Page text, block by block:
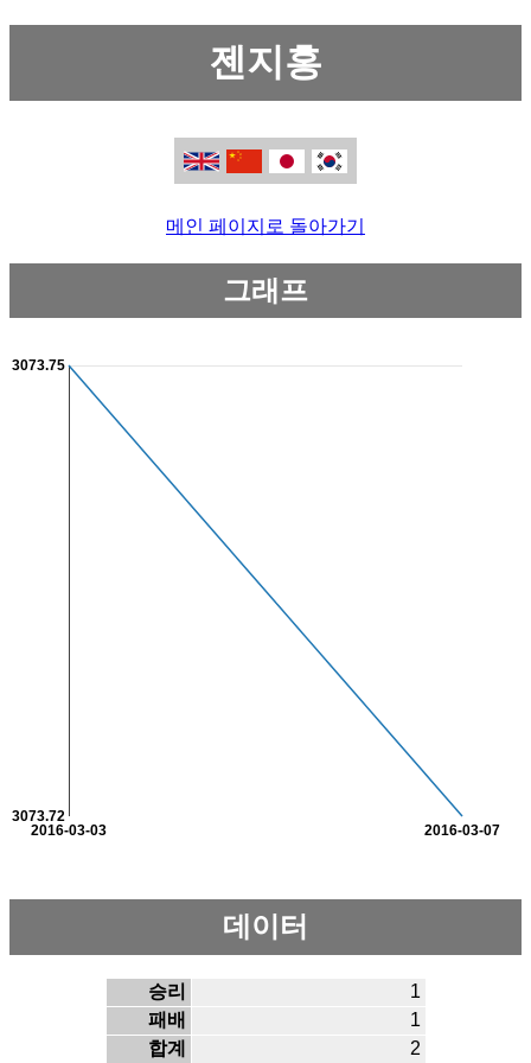
젠지홍
메인 페이지로 돌아가기
그래프
2016-03-03 2016-03-07
3073.72
3073.75
데이터
승리
1
패배
1
합계
2